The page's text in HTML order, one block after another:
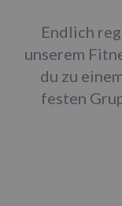
Endlich
unserem
du zu
festen